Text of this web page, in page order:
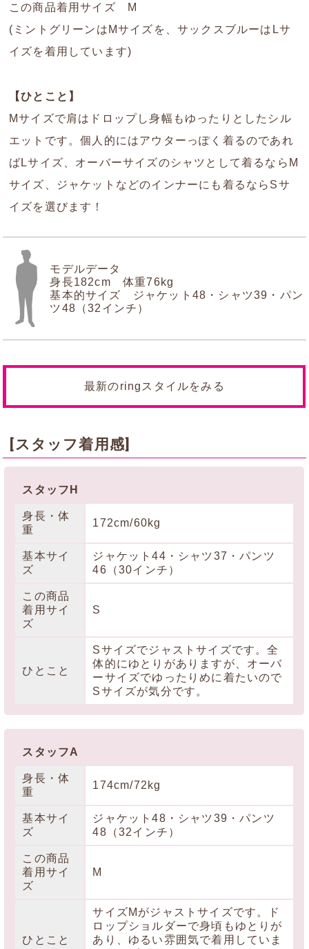
この商品着用サイズ M
(ミントグリーンはMサイズを、サックスブルーはLサ
イズを着用しています)
【ひとこと】
Mサイズで肩はドロップし身幅もゆったりとしたシル
エットです。個人的にはアウターっぽく着るのであれ
ばLサイズ、オーバーサイズのシャツとして着るならM
サイズ、ジャケットなどのインナーにも着るならSサ
イズを選びます！
モデルデータ
身長182cm 体重76kg
基本的サイズ ジャケット48・シャツ39・パン
ツ48（32インチ）
最新のringスタイルをみる
[スタッフ着用感]
スタッフH
身長・体
重
172cm/60kg
基本サイ
ズ
ジャケット44・シャツ37・パンツ
46（30インチ）
この商品
着用サイ
ズ
S
ひとこと
Sサイズでジャストサイズです。全
体的にゆとりがありますが、オーバ
ーサイズでゆったりめに着たいので
Sサイズが気分です。
スタッフA
身長・体
重
174cm/72kg
基本サイ
ズ
ジャケット48・シャツ39・パンツ
48（32インチ）
この商品
着用サイ
ズ
M
ひとこと
サイズMがジャストサイズです。ド
ロップショルダーで身頃もゆとりが
あり、ゆるい雰囲気で着用していま